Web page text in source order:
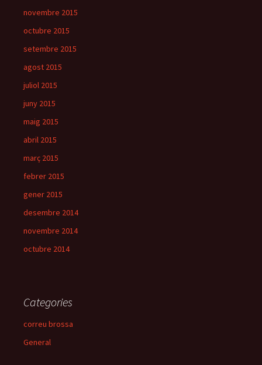
novembre 2015
octubre 2015
setembre 2015
agost 2015
juliol 2015
juny 2015
maig 2015
abril 2015
març 2015
febrer 2015
gener 2015
desembre 2014
novembre 2014
octubre 2014
Categories
correu brossa
General